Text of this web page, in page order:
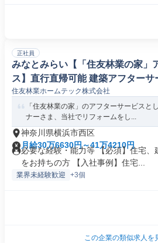
正社員
みなとみらい【「住友林業の家」
ス】直行直帰可能 建築アフター
ジニア
住友林業ホームテック株式会社
「住友林業の家」のアフターサービスと
ナーさま、当社でリフォームをし...
神奈川県横浜市西区
月給30万6630円～41万4210円
必要な経験・能力等 【必須】住宅、
をお持ちの方 【入社事例】住宅...
業界未経験歓迎 +3個
この企業の類似求人を